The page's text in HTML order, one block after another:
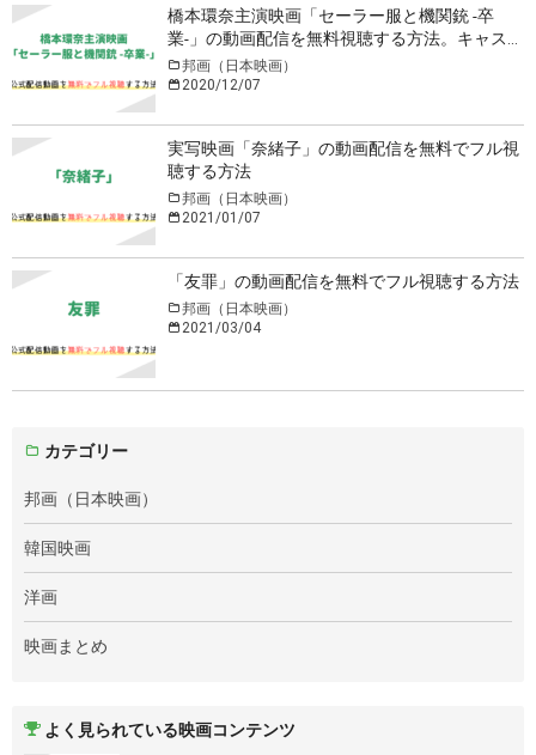
橋本環奈主演映画「セーラー服と機関銃 -卒
業-」の動画配信を無料視聴する方法。キャスト
や感想・レビューも
邦画（日本映画）
2020/12/07
実写映画「奈緒子」の動画配信を無料でフル視
聴する方法
邦画（日本映画）
2021/01/07
「友罪」の動画配信を無料でフル視聴する方法
邦画（日本映画）
2021/03/04
カテゴリー
邦画（日本映画）
韓国映画
洋画
映画まとめ
よく見られている映画コンテンツ